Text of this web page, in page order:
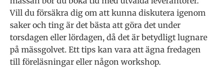
Vill du försäkra dig om att kunna diskutera igenom
saker och ting är det bästa att göra det under
torsdagen eller lördagen, då det är betydligt lugnare
på mässgolvet. Ett tips kan vara att ägna fredagen
till föreläsningar eller någon workshop.